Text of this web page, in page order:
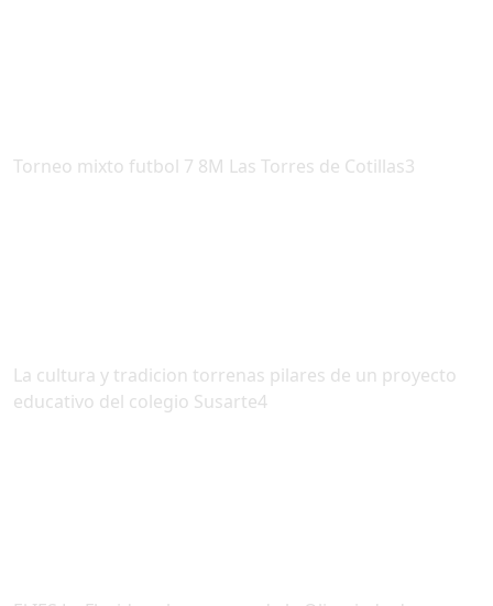
Torneo mixto futbol 7 8M Las Torres de Cotillas3
La cultura y tradicion torrenas pilares de un proyecto
educativo del colegio Susarte4